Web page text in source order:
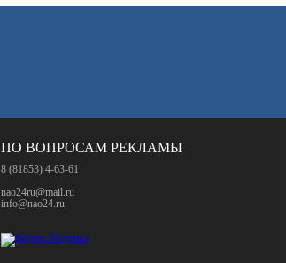
ПО ВОПРОСАМ РЕКЛАМЫ
8 (81853) 4-63-61
nao24ru@mail.ru
info@nao24.ru